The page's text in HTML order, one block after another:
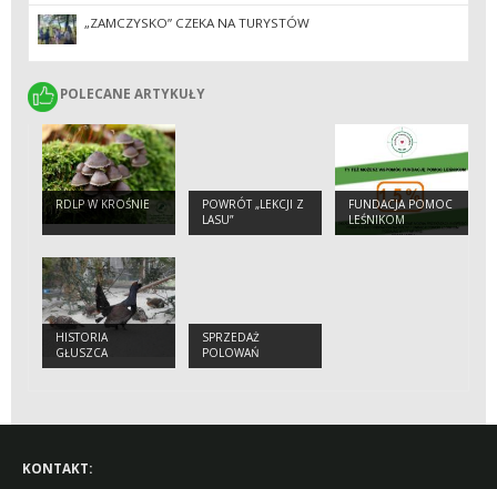
„ZAMCZYSKO” CZEKA NA TURYSTÓW
POLECANE ARTYKUŁY
POLECANE ARTYKUŁY
RDLP W KROŚNIE
POWRÓT „LEKCJI Z
LASU”
FUNDACJA POMOC
LEŚNIKOM
HISTORIA
GŁUSZCA
SPRZEDAŻ
POLOWAŃ
KONTAKT: